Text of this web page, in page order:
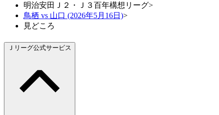
明治安田Ｊ２・Ｊ３百年構想リーグ>
鳥栖 vs 山口 (2026年5月16日)>
見どころ
Ｊリーグ公式サービス